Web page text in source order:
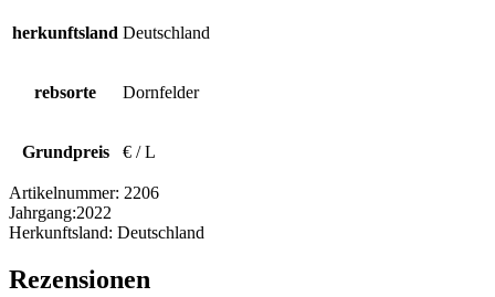
herkunftsland Deutschland
rebsorte Dornfelder
Grundpreis € / L
Artikelnummer: 2206
Jahrgang:2022
Herkunftsland: Deutschland
Rezensionen